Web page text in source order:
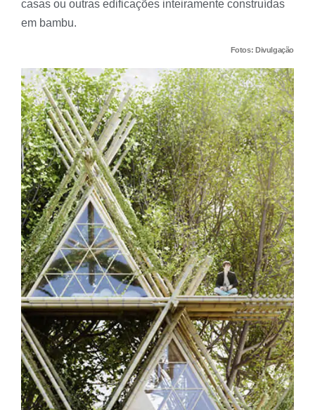
casas ou outras edificações inteiramente construídas
em bambu.
Fotos: Divulgação